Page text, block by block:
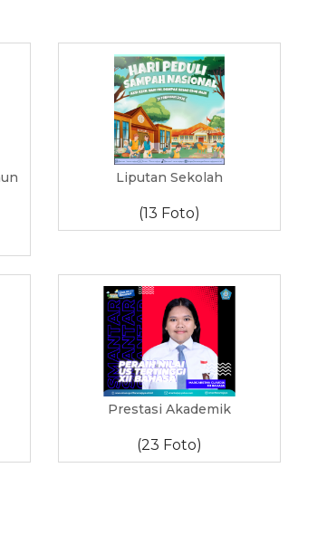
Liputan Sekolah
(13 Foto)
Prestasi Akademik
(23 Foto)